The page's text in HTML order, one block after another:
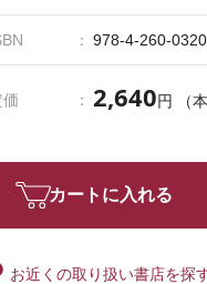
978-4-260-
2,640円 （
カートに入れる
お近くの取り扱い書店を探